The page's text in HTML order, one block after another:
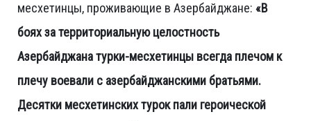
месхетинцы, проживающие в Азербайджане: «В
боях за территориальную целостность
Азербайджана турки-месхетинцы всегда плечом к
плечу воевали с азербайджанскими братьями.
Десятки месхетинских турок пали героической